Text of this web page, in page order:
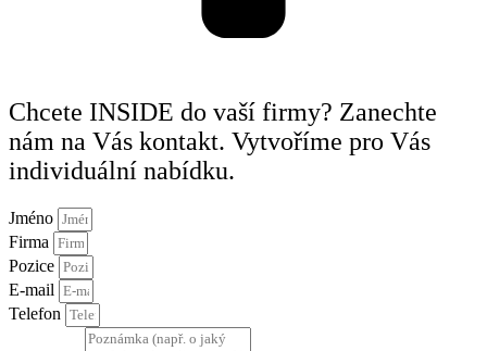
Chcete INSIDE do vaší firmy? Zanechte
nám na Vás kontakt. Vytvoříme pro Vás
individuální nabídku.
Jméno
Firma
Pozice
E-mail
Telefon